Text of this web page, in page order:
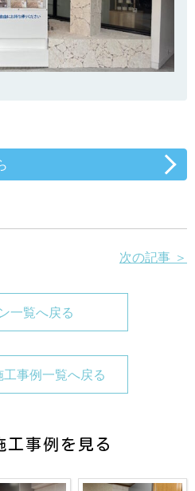
次の記事 ＞
一覧へ戻る
工事例一覧へ戻る
工事例を見る